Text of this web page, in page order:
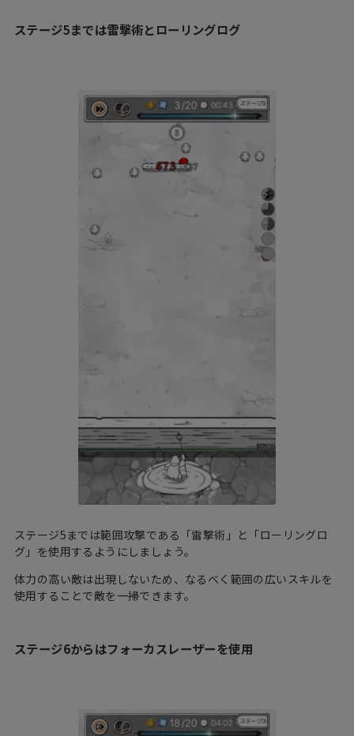
ステージ5までは雷撃術とローリングログ
ステージ5までは範囲攻撃である「雷撃術」と「ローリングロ
グ」を使用するようにしましょう。
体力の高い敵は出現しないため、なるべく範囲の広いスキルを
使用することで敵を一掃できます。
ステージ6からはフォーカスレーザーを使用